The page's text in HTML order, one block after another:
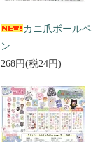
カニ爪ボールペ
ン
268円(税24円)